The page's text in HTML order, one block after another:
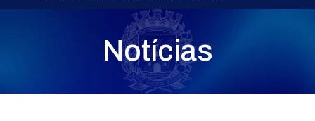
Notícias